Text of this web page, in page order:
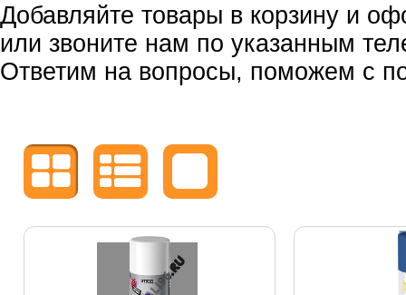
Добавляйте товары в корзину и
или звоните нам по указанным
Ответим на вопросы, поможем с